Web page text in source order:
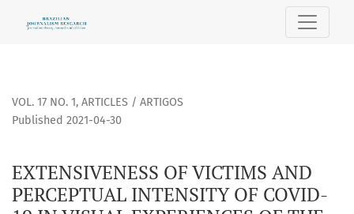
EXTENSIVENESS OF VICTIMS AND PERCEPTUAL INTENSITY
VOL. 17 NO. 1, ARTICLES / ARTIGOS
EXTENSIVENESS OF VICTIMS AND
PERCEPTUAL INTENSITY OF COVID-
Published 2021-04-30